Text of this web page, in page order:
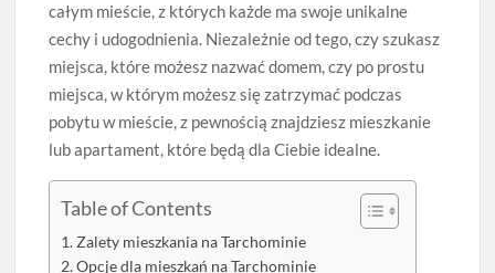
całym mieście, z których każde ma swoje unikalne
cechy i udogodnienia. Niezależnie od tego, czy szukasz
miejsca, które możesz nazwać domem, czy po prostu
miejsca, w którym możesz się zatrzymać podczas
pobytu w mieście, z pewnością znajdziesz mieszkanie
lub apartament, które będą dla Ciebie idealne.
Table of Contents
Zalety mieszkania na Tarchominie
Opcje dla mieszkań na Tarchominie